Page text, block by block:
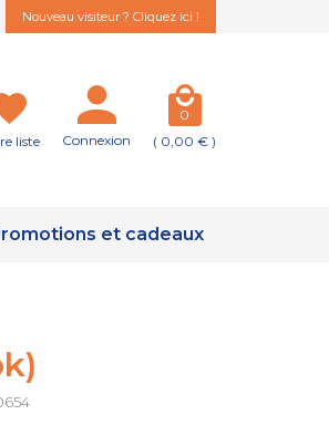
Nouveau visiteur ? Cliquez ici !
liste Connexion
0
( 0,00 € )
et cadeaux